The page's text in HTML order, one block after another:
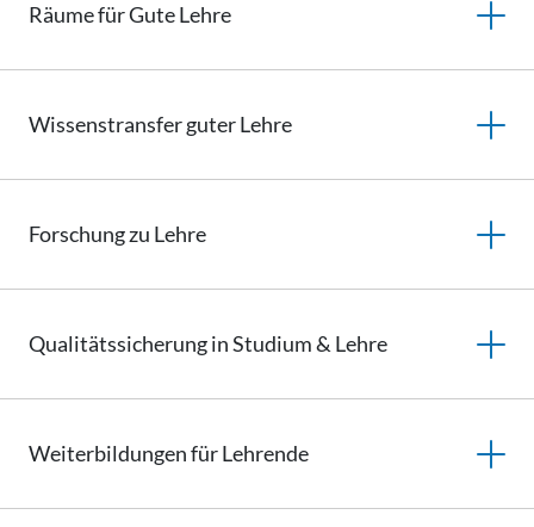
Räume für Gute Lehre
Wissenstransferguter Lehre
Forschungzu Lehre
Qualitätssicherungin Studium & Lehre
Weiterbildungenfür Lehrende